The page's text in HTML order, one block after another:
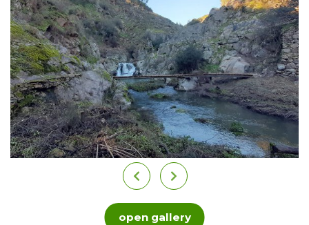
open gallery